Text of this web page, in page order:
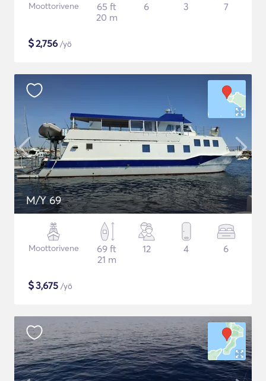
Moottorivene
65 ft
20 m
6 3 7
$2,756 /yö
M/Y 69
Moottorivene
69 ft
21 m
12 4 6
$3,675 /yö